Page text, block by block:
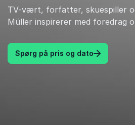
TV-vært, forfatter, skuespiller
Müller inspirerer med foredrag
Spørg på pris og dato